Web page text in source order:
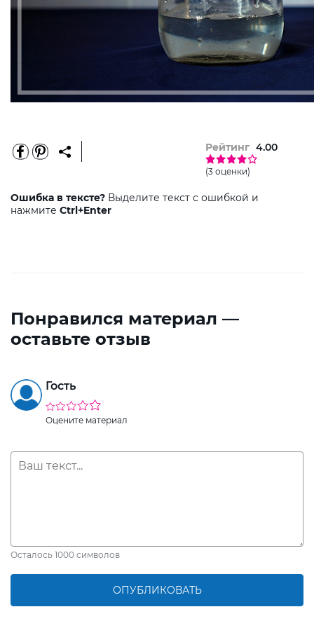
Рейтинг 4.00
(3 оценки)
Ошибка в тексте? Выделите текст с ошибкой и
нажмите Ctrl+Enter
Понравился материал —
оставьте отзыв
Гость
Оцените материал
Осталось 1000 символов
ОПУБЛИКОВАТЬ